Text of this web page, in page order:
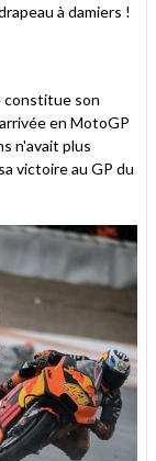
à damiers !
constitue son
en MotoGP
n'avait plus
victoire au GP du